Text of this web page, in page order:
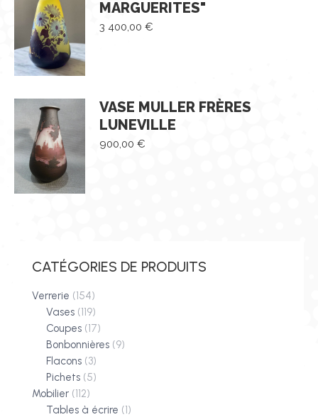
MARGUERITES"
3 400,00 €
VASE MULLER FRÈRES
LUNEVILLE
900,00 €
CATÉGORIES DE PRODUITS
Verrerie (154)
Vases (119)
Coupes (17)
Bonbonnières (9)
Flacons (3)
Pichets (5)
Mobilier (112)
Tables à écrire (1)